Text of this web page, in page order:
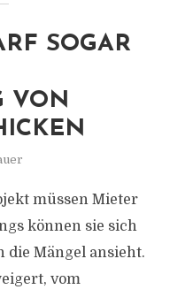
SOGAR
VON
müssen Mieter
können sie sich
die Mängel ansieht.
vom